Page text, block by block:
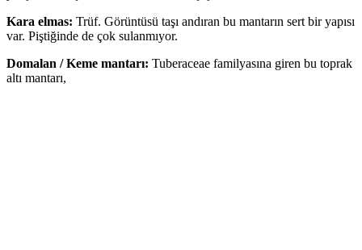
Kara elmas: Trüf. Görüntüsü taşı andıran bu mantarın sert bir yapısı
var. Piştiğinde de çok sulanmıyor.
Domalan / Keme mantarı: Tuberaceae familyasına giren bu toprak
altı mantarı,